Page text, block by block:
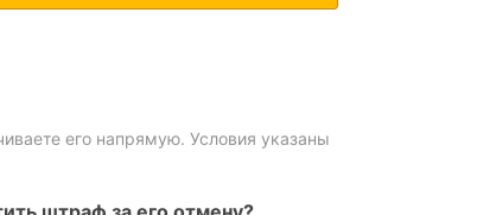
его напрямую. Условия указаны